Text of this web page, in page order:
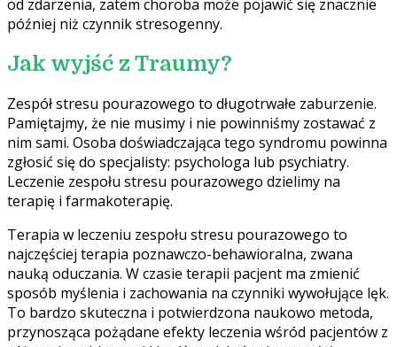
od zdarzenia, zatem choroba może pojawić się znacznie
później niż czynnik stresogenny.
Jak wyjść z Traumy?
Zespół stresu pourazowego to długotrwałe zaburzenie.
Pamiętajmy, że nie musimy i nie powinniśmy zostawać z
nim sami. Osoba doświadczająca tego syndromu powinna
zgłosić się do specjalisty: psychologa lub psychiatry.
Leczenie zespołu stresu pourazowego dzielimy na
terapię i farmakoterapię.
Terapia w leczeniu zespołu stresu pourazowego to
najczęściej terapia poznawczo-behawioralna, zwana
nauką oduczania. W czasie terapii pacjent ma zmienić
sposób myślenia i zachowania na czynniki wywołujące lęk.
To bardzo skuteczna i potwierdzona naukowo metoda,
przynosząca pożądane efekty leczenia wśród pacjentów z